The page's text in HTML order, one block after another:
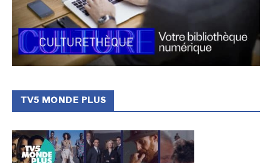
TV5 MONDE PLUS